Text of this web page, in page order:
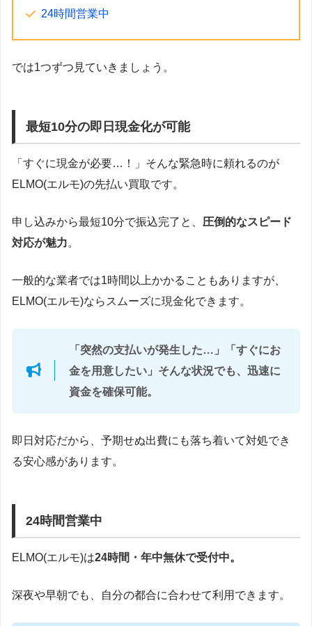
24時間営業中
では1つずつ見ていきましょう。
最短10分の即日現金化が可能
「すぐに現金が必要…！」そんな緊急時に頼れるのが
ELMO(エルモ)の先払い買取です。
申し込みから最短10分で振込完了と、 圧倒的なスピード
対応が魅力。
一般的な業者では1時間以上かかることもありますが、
ELMO(エルモ)ならスムーズに現金化できます。
「突然の支払いが発生した…」「すぐにお
金を用意したい」そんな状況でも、迅速に
資金を確保可能。
即日対応だから、予期せぬ出費にも落ち着いて対処でき
る安心感があります。
24時間営業中
ELMO(エルモ)は24時間・年中無休で受付中。
深夜や早朝でも、自分の都合に合わせて利用できます。